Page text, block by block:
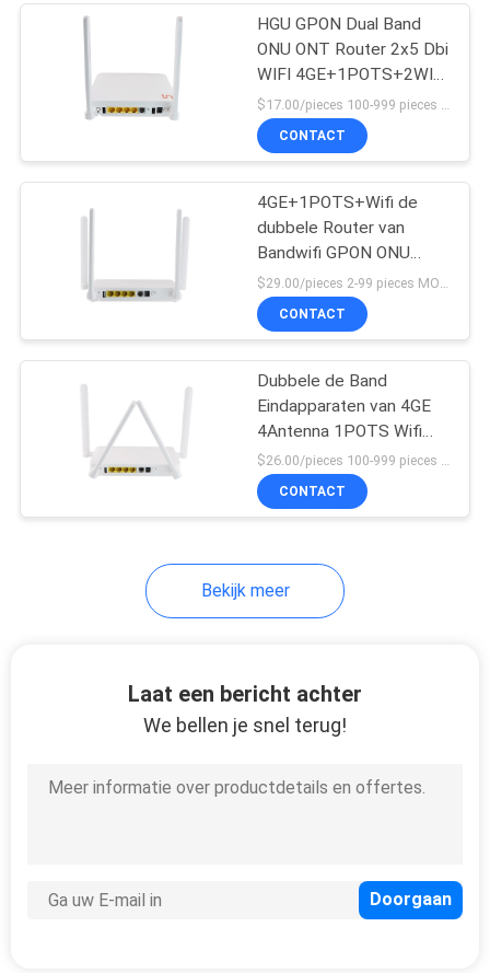
DWDM Mux Demux
vezel optische kabel
het Optische Flard
Uitrusting van het
HGU GPON Dual Band
ONU ONT Router 2x5 Dbi
WIFI 4GE+1POTS+2WIFI
​​2.4g 5.8g
CONTACT
4GE+1POTS+Wifi de
dubbele Router van
Bandwifi GPON ONU
Compatibel met ZTE-
Verantwoordelijkheid
CONTACT
Dubbele de Band
Eindapparaten van 4GE
4Antenna 1POTS Wifi
2.4G 5G ONU Gpon ONU $26.00/pieces 100-999 pieces MOQ:100 stukken
CONTACT
Bekijk meer
Laat een bericht achter
We bellen je snel terug!